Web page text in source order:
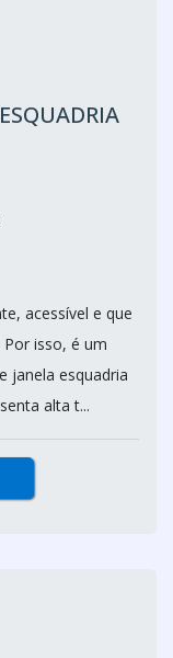
acessível e que
isso, é um
janela esquadria
alta t...